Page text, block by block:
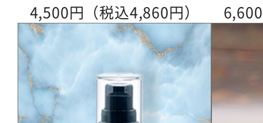
4,500円（税込4,860円）